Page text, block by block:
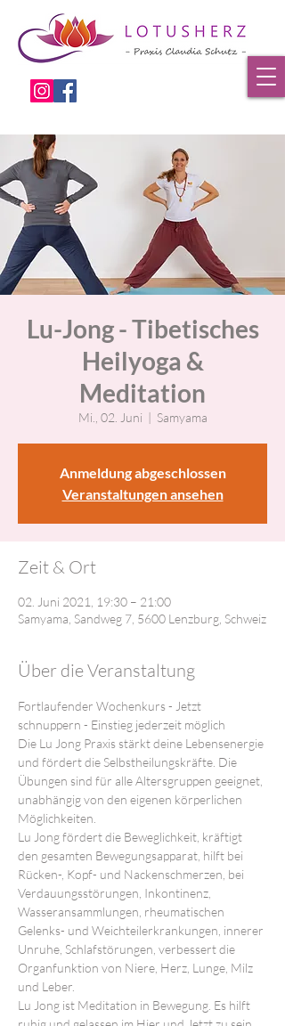
Lu-Jong - Tibetisches
Heilyoga &
Meditation
Mi., 02. Juni
  |
Samyama
Anmeldung abgeschlossen
Veranstaltungen ansehen
Zeit & Ort
02. Juni 2021, 19:30 – 21:00
Samyama, Sandweg 7, 5600 Lenzburg, Schweiz
Über die Veranstaltung
Fortlaufender Wochenkurs - Jetzt
schnuppern - Einstieg jederzeit möglich
Die Lu Jong Praxis stärkt deine Lebensenergie
und fördert die Selbstheilungskräfte. Die
Übungen sind für alle Altersgruppen geeignet,
unabhängig von den eigenen körperlichen
Möglichkeiten.
Lu Jong fördert die Beweglichkeit, kräftigt
den gesamten Bewegungsapparat, hilft bei
Rücken-, Kopf- und Nackenschmerzen, bei
Verdauungsstörungen, Inkontinenz,
Wasseransammlungen, rheumatischen
Gelenks- und Weichteilerkrankungen, innerer
Unruhe, Schlafstörungen, verbessert die
Organfunktion von Niere, Herz, Lunge, Milz
und Leber.
Lu Jong ist Meditation in Bewegung. Es hilft